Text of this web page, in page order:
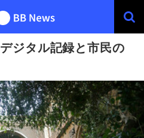
ジタル記録と市民の